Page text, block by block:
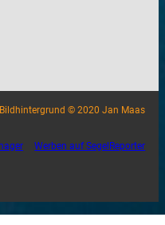
Bildhintergrund © 2020 Jan Maas
Werben auf SegelReporter